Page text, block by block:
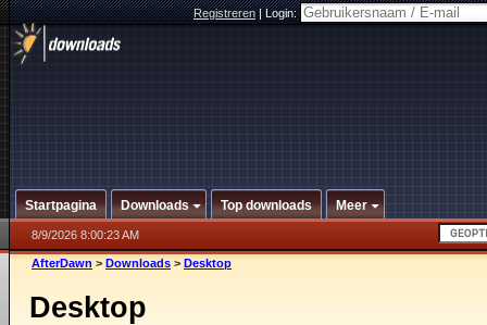
Registreren|Login:
Startpagina Downloads Top downloads Meer
8/9/2026 8:00:23 AM
AfterDawn > Downloads > Desktop
Desktop